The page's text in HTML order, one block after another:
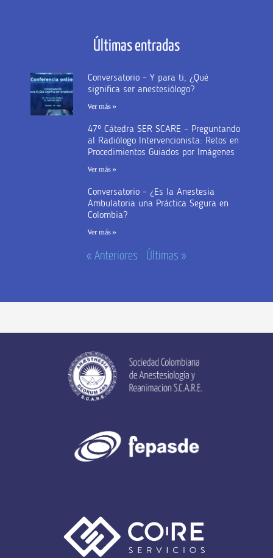
Últimas entradas
Conversatorio – Y para ti, ¿Qué
significa ser anestesiólogo?
Ver más »
47º Cátedra SER SCARE – Preguntando
al Radiólogo Intervencionista: Retos en
Procedimientos Guiados por Imágenes
Ver más »
Conversatorio – ¿Es la Anestesia
Ambulatoria una Práctica Segura en
Colombia?
Ver más »
« Anteriores Últimas »